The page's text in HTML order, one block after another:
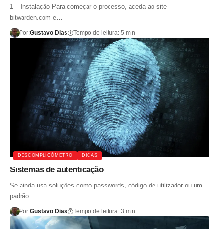
1 – Instalação Para começar o processo, aceda ao site
bitwarden.com e…
Por:Gustavo Dias Tempo de leitura: 5 min
DESCOMPLICÓMETRO DICAS
Sistemas de autenticação
Se ainda usa soluções como passwords, código de utilizador ou um
padrão…
Por:Gustavo Dias Tempo de leitura: 3 min